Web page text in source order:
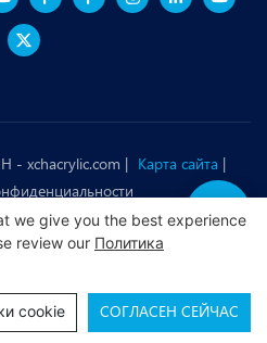
дуги в
анемоны
нежно с
воды,
- xchacrylic.com | Карта сайта |
we give you the best experience
review our Политика
cookie СОГЛАСЕН СЕЙЧАС